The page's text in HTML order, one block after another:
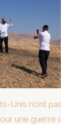
Unis n’ont
une guerre